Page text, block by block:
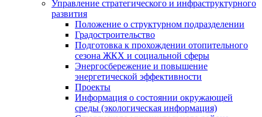
Управление стратегического и инфраструктурного
развития
Положение о структурном подразделении
Градостроительство
Подготовка к прохождении отопительного
сезона ЖКХ и социальной сферы
Энергосбережение и повышение
энергетической эффективности
Проекты
Информация о состоянии окружающей
среды (экологическая информация)